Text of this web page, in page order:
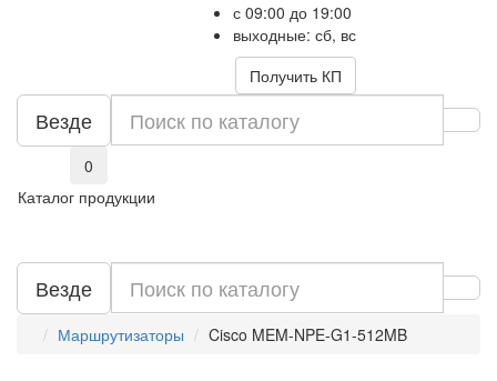
с 09:00 до 19:00
выходные: сб, вс
Получить КП
Везде
0
Каталог продукции
Везде
Маршрутизаторы Cisco MEM-NPE-G1-512MB